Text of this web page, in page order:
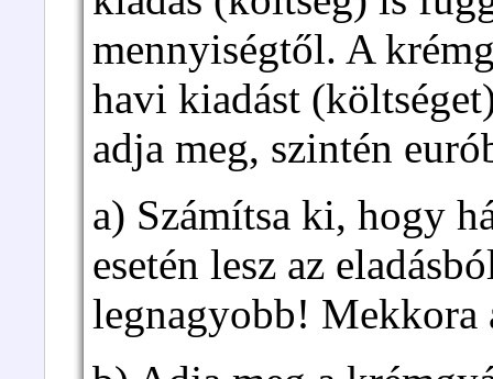
mennyiségtől. A
havi kiadást
adja meg, szintén
a) Számítsa ki, hogy
esetén lesz az
legnagyobb! Mekkora